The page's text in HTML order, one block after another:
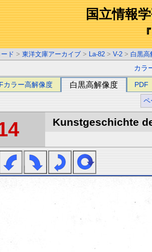
国立情報
ド > 東洋文庫アーカイブ > La-82 > V-2 > 白黒高
カラ
カラー高解像度 白黒高解像度 PDF
ペ
Kunstgeschichte